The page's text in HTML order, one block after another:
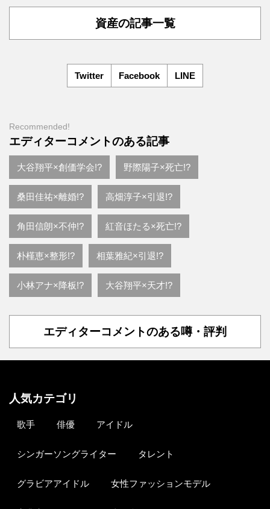
資産の記事一覧
Twitter Facebook LINE
Recommended!
エディターコメントのある記事
大谷翔平×創価学会!? 野際陽子×死亡!?
桑田佳祐×離婚!? 高畑淳子×引退!?
角田信朗×不仲!? 紅音ほたる×死亡!?
朴槿恵×整形!? 相葉雅紀×引退!?
小林アナ×降板!? 大谷翔平×天才!?
エディターコメントのある噂・評判
人気カテゴリ
歌手 俳優 アイドル
シンガーソングライター タレント
グラビアアイドル 女性ファッションモデル